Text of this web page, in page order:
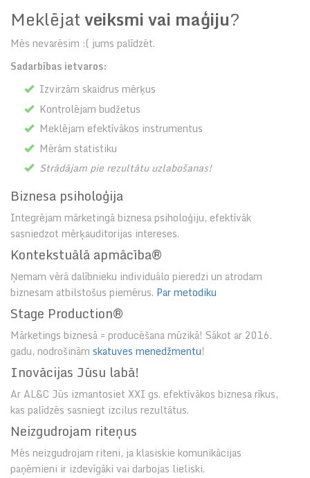
Meklējatveiksmi vai maģiju?
Mēs nevarēsim :( jums palīdzēt.
Sadarbības ietvaros:
Izvirzām skaidrus mērķus
Kontrolējam budžetus
Meklējam efektīvākos instrumentus
Mērām statistiku
Strādājam pie rezultātu uzlabošanas!
Biznesa psiholoģija
Integrējam mārketingā biznesa psiholoģiju, efektīvāk
sasniedzot mērķauditorijas intereses.
Kontekstuālā apmācība®
Ņemam vērā dalībnieku individuālo pieredzi un atrodam
biznesam atbilstošus piemērus. Par metodiku
Stage Production®
Mārketings biznesā = producēšana mūzikā! Sākot ar 2016.
gadu, nodrošinām skatuves menedžmentu!
Inovācijas Jūsu labā!
Ar AL&C Jūs izmantosiet XXI gs. efektīvākos biznesa rīkus,
kas palīdzēs sasniegt izcilus rezultātus.
Neizgudrojam riteņus
Mēs neizgudrojam riteni, ja klasiskie komunikācijas
paņēmieni ir izdevīgāki vai darbojas lieliski.